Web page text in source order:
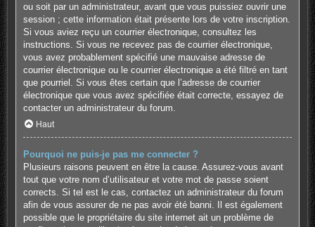
ou soit par un administrateur, avant que vous puissiez ouvrir une
session ; cette information était présente lors de votre inscription.
Si vous aviez reçu un courrier électronique, consultez les
instructions. Si vous ne recevez pas de courrier électronique,
vous avez probablement spécifié une mauvaise adresse de
courrier électronique ou le courrier électronique a été filtré en tant
que pourriel. Si vous êtes certain que l’adresse de courrier
électronique que vous avez spécifiée était correcte, essayez de
contacter un administrateur du forum.
Haut
Pourquoi ne puis-je pas me connecter ?
Plusieurs raisons peuvent en être la cause. Assurez-vous avant
tout que votre nom d’utilisateur et votre mot de passe soient
corrects. Si tel est le cas, contactez un administrateur du forum
afin de vous assurer de ne pas avoir été banni. Il est également
possible que le propriétaire du site internet ait un problème de